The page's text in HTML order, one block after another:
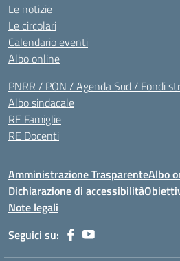
Le notizie
Le circolari
Calendario eventi
Albo online
PNRR / PON / Agenda Sud / Fondi
Albo sindacale
RE Famiglie
RE Docenti
Amministrazione TrasparenteAlbo
Dichiarazione di accessibilità
Note legali
Seguici su: